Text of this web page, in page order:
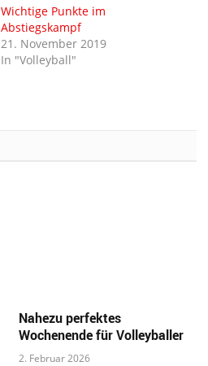
Wichtige Punkte im
Abstiegskampf
21. November 2019
In "Volleyball"
Nahezu perfektes
Wochenende für Volleyballer
2. Februar 2026